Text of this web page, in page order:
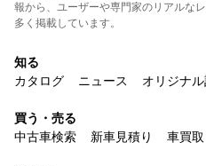
報から、ユーザーや専門家のリアルな
多く掲載しています。
知る
カタログ
ニュース オリジナ
買う・売る
中古車検索
新車見積り 車買取